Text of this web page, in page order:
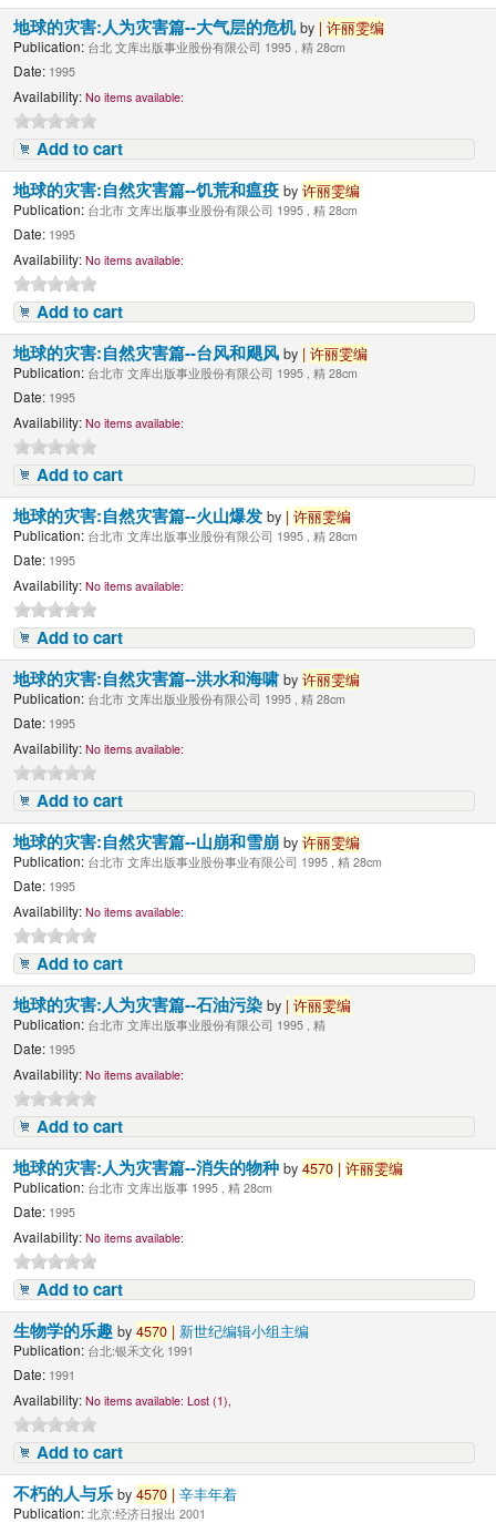
地球的灾害:人为灾害篇--大气层的危机by | 许丽雯编
Publication: 台北 文库出版事业股份有限公司 1995 , 精 28cm
Date: 1995
Availability: No items available:
Add to cart
地球的灾害:自然灾害篇--饥荒和瘟疫by许丽雯编
Publication: 台北市 文库出版事业股份有限公司 1995 , 精 28cm
Date: 1995
Availability: No items available:
Add to cart
地球的灾害:自然灾害篇--台风和飓风by | 许丽雯编
Publication: 台北市 文库出版事业股份有限公司 1995 , 精 28cm
Date: 1995
Availability: No items available:
Add to cart
地球的灾害:自然灾害篇--火山爆发by | 许丽雯编
Publication: 台北市 文库出版事业股份有限公司 1995 , 精 28cm
Date: 1995
Availability: No items available:
Add to cart
地球的灾害:自然灾害篇--洪水和海啸by许丽雯编
Publication: 台北市 文库出版业股份有限公司 1995 , 精 28cm
Date: 1995
Availability: No items available:
Add to cart
地球的灾害:自然灾害篇--山崩和雪崩by许丽雯编
Publication: 台北市 文库出版事业股份事业有限公司 1995 , 精 28cm
Date: 1995
Availability: No items available:
Add to cart
地球的灾害:人为灾害篇--石油污染by | 许丽雯编
Publication: 台北市 文库出版事业股份有限公司 1995 , 精
Date: 1995
Availability: No items available:
Add to cart
地球的灾害:人为灾害篇--消失的物种by4570 | 许丽雯编
Publication: 台北市 文库出版事 1995 , 精 28cm
Date: 1995
Availability: No items available:
Add to cart
生物学的乐趣by4570 | 新世纪编辑小组主编
Publication: 台北:银禾文化 1991
Date: 1991
Availability: No items available: Lost (1),
Add to cart
不朽的人与乐by4570 | 辛丰年着
Publication: 北京:经济日报出 2001